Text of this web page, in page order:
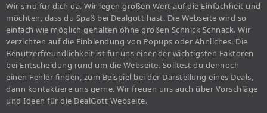
Wir sind für dich da. Wir legen großen Wert auf die Einfachheit und
möchten, dass du Spaß bei Dealgott hast. Die Webseite wird so
einfach wie möglich gehalten ohne großen Schnick Schnack. Wir
verzichten auf die Einblendung von Popups oder Ähnliches. Die
Benutzerfreundlichkeit ist für uns einer der wichtigsten Faktoren
bei Entscheidung rund um die Webseite. Solltest du dennoch
einen Fehler finden, zum Beispiel bei der Darstellung eines Deals,
dann kontaktiere uns gerne. Wir freuen uns auch über Vorschläge
und Ideen für die DealGott Webseite.